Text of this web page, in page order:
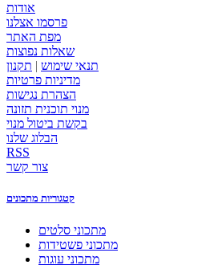
אודות
פרסמו אצלנו
מפת האתר
שאלות נפוצות
תנאי שימוש | תקנון
מדיניות פרטיות
הצהרת נגישות
מנוי תוכנית תזונה
בקשת ביטול מנוי
הבלוג שלנו
RSS
צור קשר
קטגוריות מתכונים
מתכוני סלטים
מתכוני פשטידות
מתכוני עוגות